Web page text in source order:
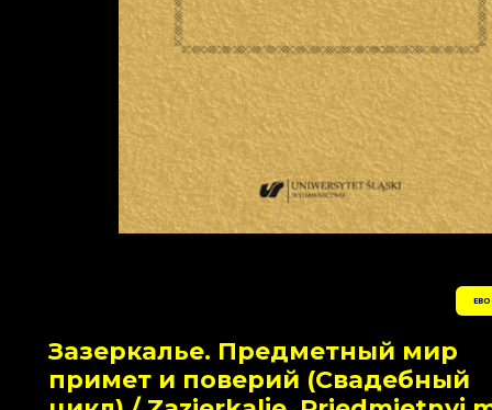
Зазеркалье. Предметный мир
примет и поверий (Свадебный